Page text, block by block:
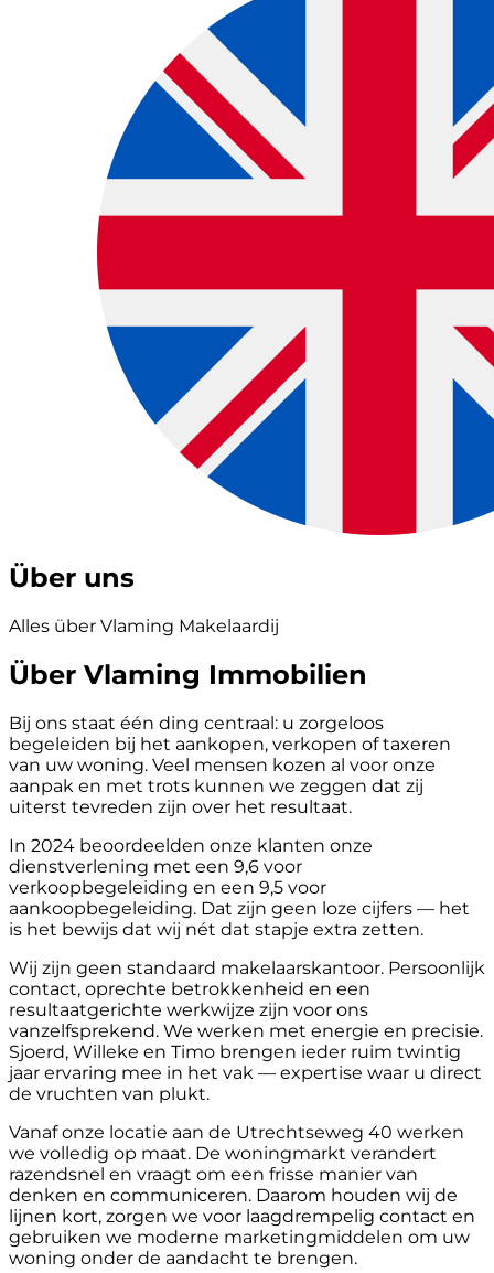
Über uns
Alles über Vlaming Makelaardij
Über Vlaming Immobilien
Bij ons staat één ding centraal: u zorgeloos
begeleiden bij het aankopen, verkopen of taxeren
van uw woning. Veel mensen kozen al voor onze
aanpak en met trots kunnen we zeggen dat zij
uiterst tevreden zijn over het resultaat.
In 2024 beoordeelden onze klanten onze
dienstverlening met een 9,6 voor
verkoopbegeleiding en een 9,5 voor
aankoopbegeleiding. Dat zijn geen loze cijfers — het
is het bewijs dat wij nét dat stapje extra zetten.
Wij zijn geen standaard makelaarskantoor. Persoonlijk
contact, oprechte betrokkenheid en een
resultaatgerichte werkwijze zijn voor ons
vanzelfsprekend. We werken met energie en precisie.
Sjoerd, Willeke en Timo brengen ieder ruim twintig
jaar ervaring mee in het vak — expertise waar u direct
de vruchten van plukt.
Vanaf onze locatie aan de Utrechtseweg 40 werken
we volledig op maat. De woningmarkt verandert
razendsnel en vraagt om een frisse manier van
denken en communiceren. Daarom houden wij de
lijnen kort, zorgen we voor laagdrempelig contact en
gebruiken we moderne marketingmiddelen om uw
woning onder de aandacht te brengen.